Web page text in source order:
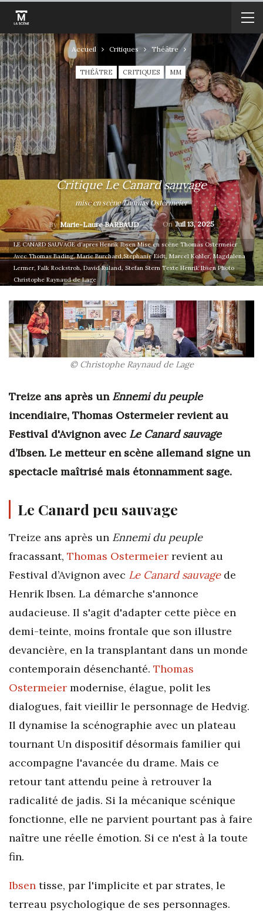
Accueil Critiques Théâtre
THÉÂTRE CRITIQUES MM
Critique Le Canard sauvage
mise en scène Thomas Ostermeier
ByMarie-Laure BARBAUD OnJuil 13, 2025
LE CANARD SAUVAGE d’apres Henrik Ibsen Mise en scène Thomas Ostermeier
Avec Thomas Bading, Marie Burchard,Stephanie Eidt, Marcel Kohler, Magdalena
Lermer, Falk Rockstroh, David Ruland, Stefan Stern Texte Henrik Ibsen Photo
Christophe Raynaud de Lage
© Christophe Raynaud de Lage
Treize ans après un Ennemi du peuple
incendiaire, Thomas Ostermeier revient au
Festival d'Avignon avec Le Canard sauvage
d’Ibsen. Le metteur en scène allemand signe un
spectacle maîtrisé mais étonnamment sage.
Le Canard peu sauvage
Treize ans après un Ennemi du peuple
fracassant, Thomas Ostermeier revient au
Festival d’Avignon avec Le Canard sauvage de
Henrik Ibsen. La démarche s'annonce
audacieuse. Il s'agit d'adapter cette pièce en
demi-teinte, moins frontale que son illustre
devancière, en la transplantant dans un monde
contemporain désenchanté. Thomas
Ostermeier modernise, élague, polit les
dialogues, fait vieillir le personnage de Hedvig.
Il dynamise la scénographie avec un plateau
tournant Un dispositif désormais familier qui
accompagne l'avancée du drame. Mais ce
retour tant attendu peine à retrouver la
radicalité de jadis. Si la mécanique scénique
fonctionne, elle ne parvient pourtant pas à faire
naître une réelle émotion. Si ce n'est à la toute
fin.
Ibsen tisse, par l'implicite et par strates, le
terreau psychologique de ses personnages.